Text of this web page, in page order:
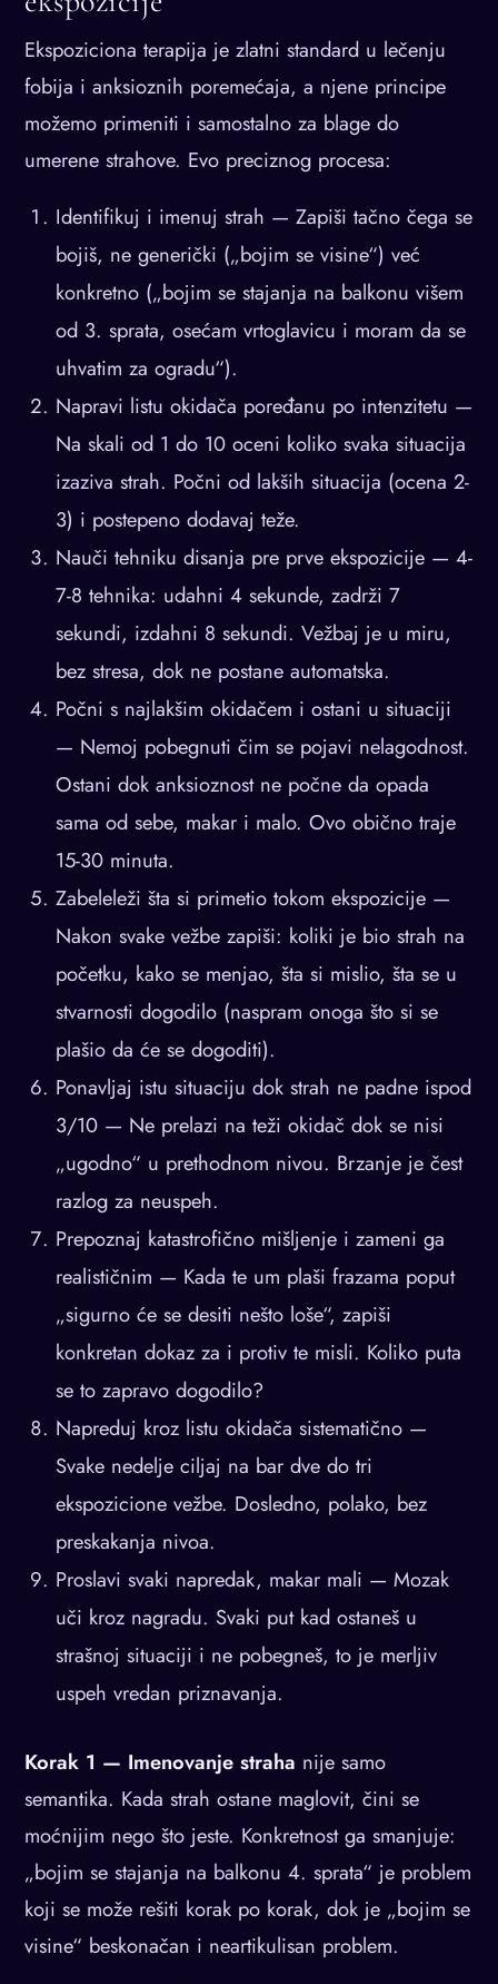
Ekspoziciona terapija je zlatni standard u lečenju
fobija i anksioznih poremećaja, a njene principe
možemo primeniti i samostalno za blage do
umerene strahove. Evo preciznog procesa:
Identifikuj i imenuj strah — Zapiši tačno čega se
bojiš, ne generički („bojim se visine“) već
konkretno („bojim se stajanja na balkonu višem
od 3. sprata, osećam vrtoglavicu i moram da se
uhvatim za ogradu“).
Napravi listu okidača poređanu po intenzitetu —
Na skali od 1 do 10 oceni koliko svaka situacija
izaziva strah. Počni od lakših situacija (ocena 2-
3) i postepeno dodavaj teže.
Nauči tehniku disanja pre prve ekspozicije — 4-
7-8 tehnika: udahni 4 sekunde, zadrži 7
sekundi, izdahni 8 sekundi. Vežbaj je u miru,
bez stresa, dok ne postane automatska.
Počni s najlakšim okidačem i ostani u situaciji
— Nemoj pobegnuti čim se pojavi nelagodnost.
Ostani dok anksioznost ne počne da opada
sama od sebe, makar i malo. Ovo obično traje
15-30 minuta.
Zabeleleži šta si primetio tokom ekspozicije —
Nakon svake vežbe zapiši: koliki je bio strah na
početku, kako se menjao, šta si mislio, šta se u
stvarnosti dogodilo (naspram onoga što si se
plašio da će se dogoditi).
Ponavljaj istu situaciju dok strah ne padne ispod
3/10 — Ne prelazi na teži okidač dok se nisi
„ugodno“ u prethodnom nivou. Brzanje je čest
razlog za neuspeh.
Prepoznaj katastrofično mišljenje i zameni ga
realističnim — Kada te um plaši frazama poput
„sigurno će se desiti nešto loše“, zapiši
konkretan dokaz za i protiv te misli. Koliko puta
se to zapravo dogodilo?
Napreduj kroz listu okidača sistematično —
Svake nedelje ciljaj na bar dve do tri
ekspozicione vežbe. Dosledno, polako, bez
preskakanja nivoa.
Proslavi svaki napredak, makar mali — Mozak
uči kroz nagradu. Svaki put kad ostaneš u
strašnoj situaciji i ne pobegneš, to je merljiv
uspeh vredan priznavanja.
Korak 1 — Imenovanje straha nije samo
semantika. Kada strah ostane maglovit, čini se
moćnijim nego što jeste. Konkretnost ga smanjuje:
„bojim se stajanja na balkonu 4. sprata“ je problem
koji se može rešiti korak po korak, dok je „bojim se
visine“ beskonačan i neartikulisan problem.